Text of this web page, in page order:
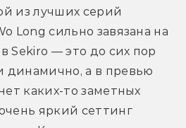
из лучших серий
Long сильно завязана на
Sekiro — это до сих пор
динамично, а в превью
каких-то заметных
яркий сеттинг